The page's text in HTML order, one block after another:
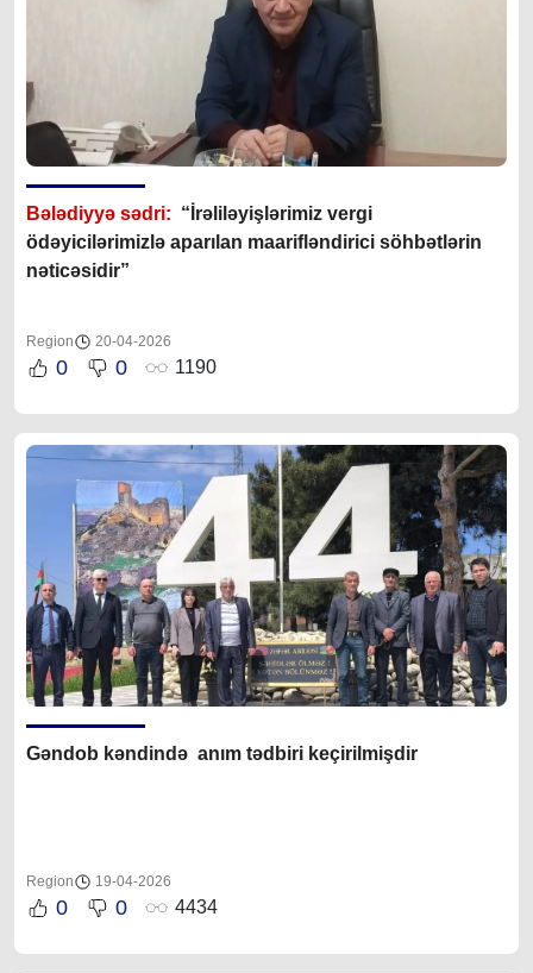
Bələdiyyə sədri: “İrəliləyişlərimiz vergi
ödəyicilərimizlə aparılan maarifləndirici söhbətlərin
nəticəsidir”
Region 20-04-2026
0 0 1190
Gəndob kəndində anım tədbiri keçirilmişdir
Region 19-04-2026
0 0 4434